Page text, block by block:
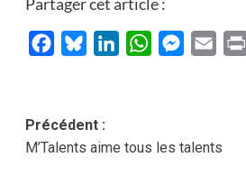
FacebookBlueskyLinkedInWhatsAppMessenger
Email
Navigation
d’article
Précédent :
M’Talents aime tous les talents